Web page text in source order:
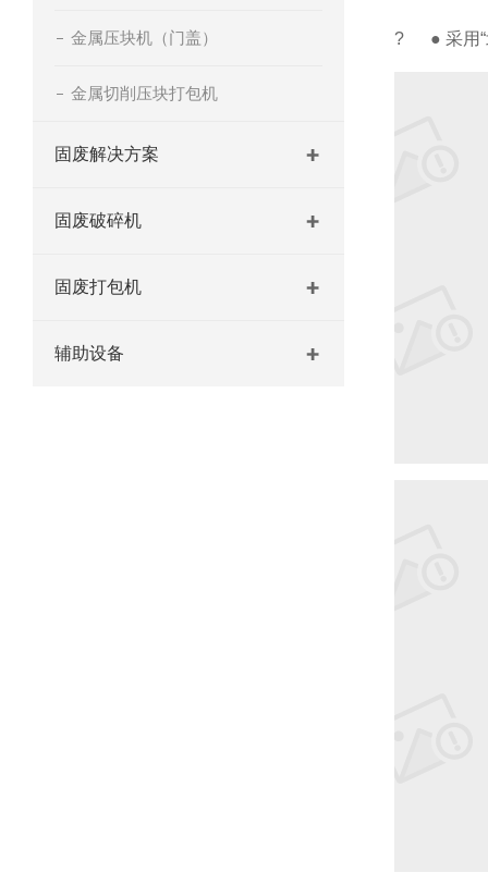
金属压块机（门盖）
金属切削压块打包机
固废解决方案
固废破碎机
固废打包机
辅助设备
? ● 采用“